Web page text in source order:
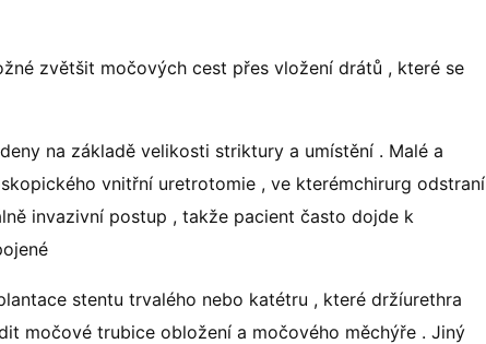
zvětšit močových cest přes vložení drátů , které se
na základě velikosti striktury a umístění . Malé a
vnitřní uretrotomie , ve kterémchirurg odstraní
invazivní postup , takže pacient často dojde k
stentu trvalého nebo katétru , které držíurethra
močové trubice obložení a močového měchýře . Jiný